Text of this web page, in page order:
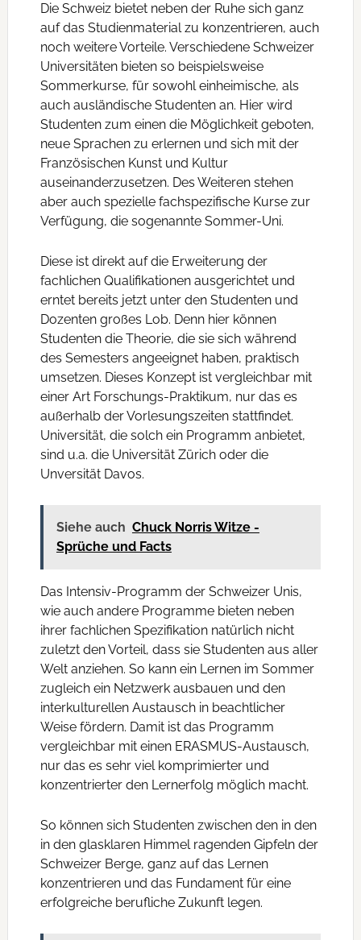
Die Schweiz bietet neben der Ruhe sich ganz
auf das Studienmaterial zu konzentrieren, auch
noch weitere Vorteile. Verschiedene Schweizer
Universitäten bieten so beispielsweise
Sommerkurse, für sowohl einheimische, als
auch ausländische Studenten an. Hier wird
Studenten zum einen die Möglichkeit geboten,
neue Sprachen zu erlernen und sich mit der
Französischen Kunst und Kultur
auseinanderzusetzen. Des Weiteren stehen
aber auch spezielle fachspezifische Kurse zur
Verfügung, die sogenannte Sommer-Uni.
Diese ist direkt auf die Erweiterung der
fachlichen Qualifikationen ausgerichtet und
erntet bereits jetzt unter den Studenten und
Dozenten großes Lob. Denn hier können
Studenten die Theorie, die sie sich während
des Semesters angeeignet haben, praktisch
umsetzen. Dieses Konzept ist vergleichbar mit
einer Art Forschungs-Praktikum, nur das es
außerhalb der Vorlesungszeiten stattfindet.
Universität, die solch ein Programm anbietet,
sind u.a. die Universität Zürich oder die
Unversität Davos.
Siehe auch Chuck Norris Witze -
Sprüche und Facts
Das Intensiv-Programm der Schweizer Unis,
wie auch andere Programme bieten neben
ihrer fachlichen Spezifikation natürlich nicht
zuletzt den Vorteil, dass sie Studenten aus aller
Welt anziehen. So kann ein Lernen im Sommer
zugleich ein Netzwerk ausbauen und den
interkulturellen Austausch in beachtlicher
Weise fördern. Damit ist das Programm
vergleichbar mit einen ERASMUS-Austausch,
nur das es sehr viel komprimierter und
konzentrierter den Lernerfolg möglich macht.
So können sich Studenten zwischen den in den
in den glasklaren Himmel ragenden Gipfeln der
Schweizer Berge, ganz auf das Lernen
konzentrieren und das Fundament für eine
erfolgreiche berufliche Zukunft legen.